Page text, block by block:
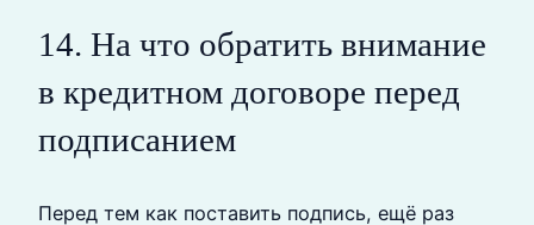
14. На что обратить внимание
в кредитном договоре перед
подписанием
Перед тем как поставить подпись, ещё раз